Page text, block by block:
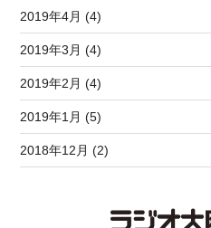
2019年4月 (4)
2019年3月 (4)
2019年2月 (4)
2019年1月 (5)
2018年12月 (2)